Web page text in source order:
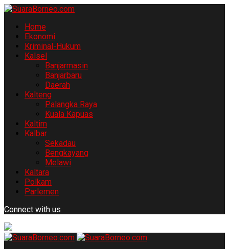
Home
Ekonomi
Kriminal-Hukum
Kalsel
Banjarmasin
Banjarbaru
Daerah
Kalteng
Palangka Raya
Kuala Kapuas
Kaltim
Kalbar
Sekadau
Bengkayang
Melawi
Kaltara
Polkam
Parlemen
Connect with us